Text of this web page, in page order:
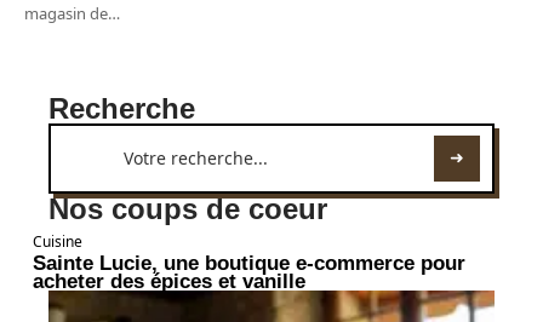
magasin de…
Recherche
Nos coups de coeur
Cuisine
Sainte Lucie, une boutique e-commerce pour
acheter des épices et vanille